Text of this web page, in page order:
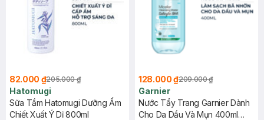
82.000 ₫205.000 ₫
Hatomugi
Sữa Tắm Hatomugi Dưỡng Ẩm
Chiết Xuất Ý Dĩ 800ml
128.000 ₫209.000 ₫
Garnier
Nước Tẩy Trang Garnier Dành
Cho Da Dầu Và Mụn 400ml